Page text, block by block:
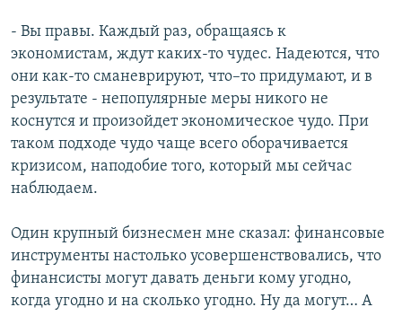
- Вы правы. Каждый раз, обращаясь к
экономистам, ждут каких-то чудес. Надеются, что
они как-то сманеврируют, что–то придумают, и в
результате - непопулярные меры никого не
коснутся и произойдет экономическое чудо. При
таком подходе чудо чаще всего оборачивается
кризисом, наподобие того, который мы сейчас
наблюдаем.
Один крупный бизнесмен мне сказал: финансовые
инструменты настолько усовершенствовались, что
финансисты могут давать деньги кому угодно,
когда угодно и на сколько угодно. Ну да могут… А